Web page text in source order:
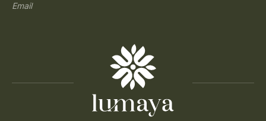
Email